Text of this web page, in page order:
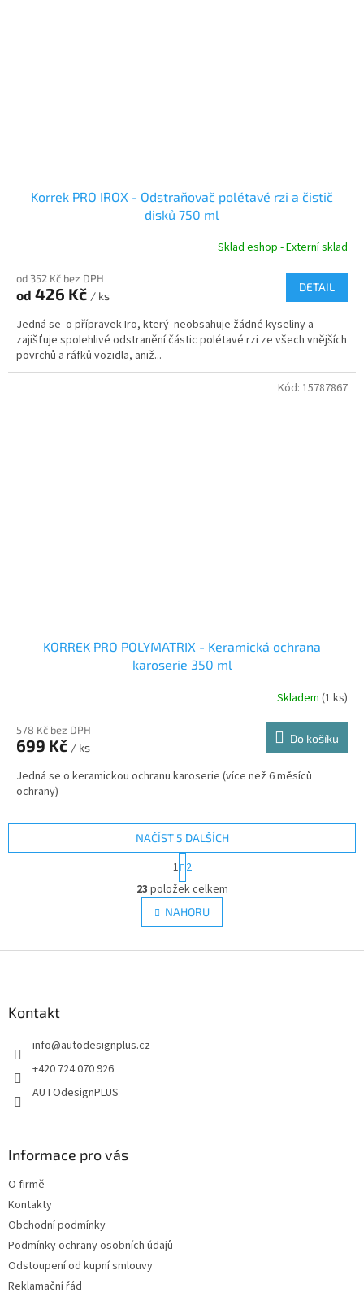
Korrek PRO IROX - Odstraňovač polétavé rzi a čistič
disků 750 ml
Sklad eshop - Externí sklad
od 352 Kč bez DPH
od 426 Kč / ks
DETAIL
Jedná se o přípravek Iro, který neobsahuje žádné kyseliny a
zajišťuje spolehlivé odstranění částic polétavé rzi ze všech vnějších
povrchů a ráfků vozidla, aniž...
KORREK PRO POLYMATRIX - Keramická ochrana
karoserie 350 ml
Skladem (1 ks)
578 Kč bez DPH
699 Kč / ks
Do košíku
Jedná se o keramickou ochranu karoserie (více než 6 měsíců
ochrany)
Kód: 15787867
O
v
l
á
NAČÍST 5 DALŠÍCH
t
r
á
n
k
v
1 2
23 položek celkem
NAHORU
Kontakt
info@autodesignplus.cz
+420 724 070 926
AUTOdesignPLUS
Informace pro vás
O firmě
Kontakty
Obchodní podmínky
Podmínky ochrany osobních údajů
Odstoupení od kupní smlouvy
Reklamační řád